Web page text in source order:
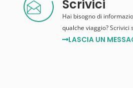
Scrivici
Hai bisogno di
qualche viaggio? Scrivici
LASCIA UN